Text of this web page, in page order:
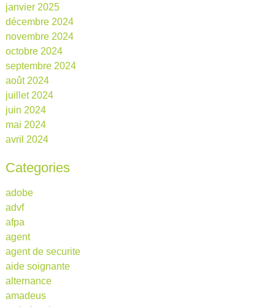
janvier 2025
décembre 2024
novembre 2024
octobre 2024
septembre 2024
août 2024
juillet 2024
juin 2024
mai 2024
avril 2024
Categories
adobe
advf
afpa
agent
agent de securite
aide soignante
alternance
amadeus